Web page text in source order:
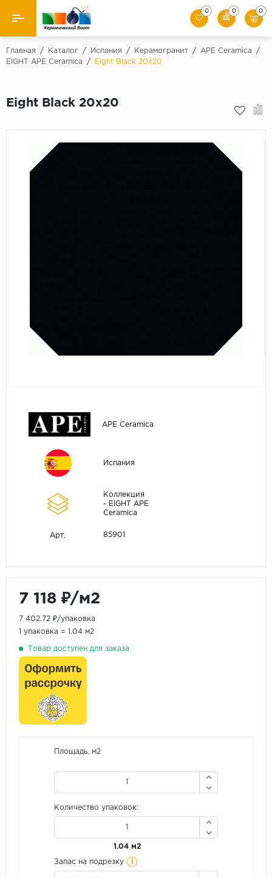
Назад
Керамическая плитка
Мозаики
0 0 0
Главная / Каталог / Испания / Керамогранит / APE Ceramica
/
EIGHT APE Ceramica
/ Eight Black 20x20
Eight Black 20x20
APE Ceramica
Испания
Коллекция
- EIGHT APE
Ceramica
Арт. 85901
7 118 ₽/м2
7 402.72 ₽/упаковка
1 упаковка = 1.04 м2
Товар доступен для заказа
Площадь, м2
Количество упаковок:
1.04 м2
Запас на подрезку i